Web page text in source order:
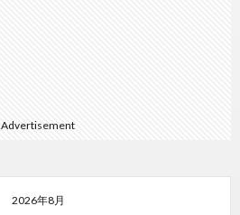
Advertisement
2026年8月